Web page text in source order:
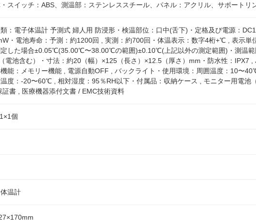
スイッチ：ABS、測温部：ステンレススチール、パネル：アクリル、サポートリ
類：電子体温計 予測式 婦人用 防浸形・検温部位：口中(舌下)・定格及び電源：
・電池寿命：予測：約1200回 , 実測：約700回・体温表示：数字4桁+℃ , 表示
した場合±0.05℃(35.00℃〜38.00℃の範囲)±0.10℃(上記以外の測定範囲)・測温
電池含む）・寸法：約20（幅）×125（長さ）×12.5（厚さ）mm・防水性：IPX7 ,
能：メモリー機能 , 電源自動OFF , バックライト・使用環境：周囲温度：10〜
温度：-20〜60℃ , 相対湿度：95％RH以下・付属品：収納ケース , モニター用電池
証書 , 医療機器添付文書 / EMC技術資料
個
温計